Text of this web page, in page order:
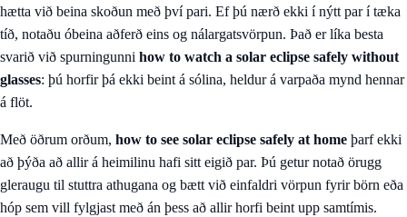
hætta við beina skoðun með því pari. Ef þú nærð ekki í nýtt par í tæka
tíð, notaðu óbeina aðferð eins og nálargatsvörpun. Það er líka besta
svarið við spurningunni how to watch a solar eclipse safely without
glasses: þú horfir þá ekki beint á sólina, heldur á varpaða mynd hennar
á flöt.
Með öðrum orðum, how to see solar eclipse safely at home þarf ekki
að þýða að allir á heimilinu hafi sitt eigið par. Þú getur notað örugg
gleraugu til stuttra athugana og bætt við einfaldri vörpun fyrir börn eða
hóp sem vill fylgjast með án þess að allir horfi beint upp samtímis.